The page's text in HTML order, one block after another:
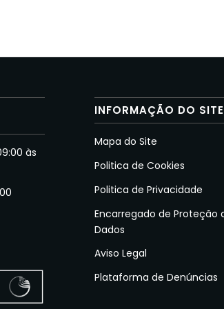
às
INFORMAÇÃO DO SITE
Mapa do Site
Politica de Cookies
Politica de Privacidade
Encarregado de Proteção
Dados
Aviso Legal
Plataforma de Denúncias